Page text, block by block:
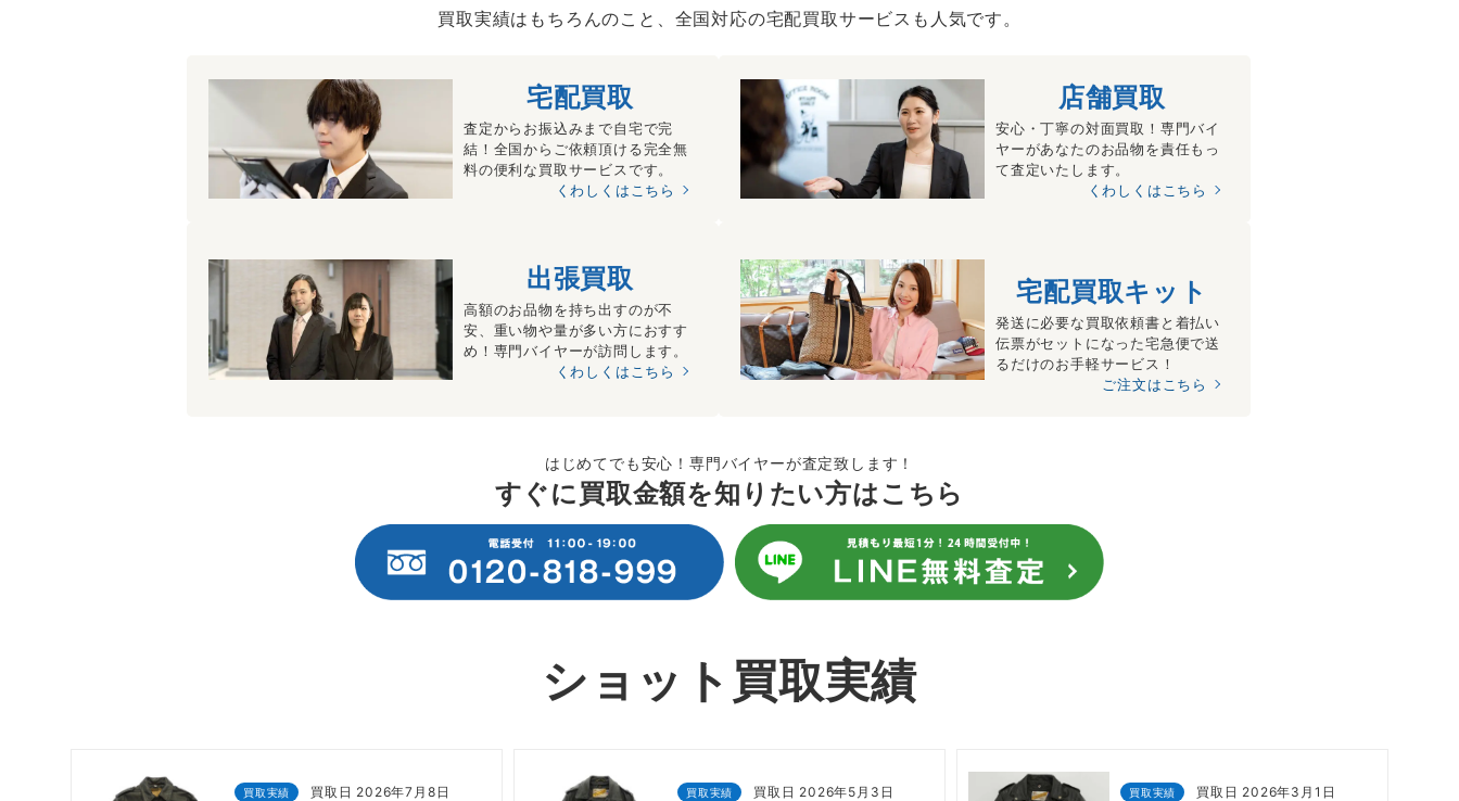
買取実績はもちろんのこと、全国対応の宅配買取サービスも人気です。
宅配買取
査定からお振込みまで自宅で完
結！全国からご依頼頂ける完全無
料の便利な買取サービスです。
くわしくはこちら
店舗買取
安心・丁寧の対面買取！専門バイ
ヤーがあなたのお品物を責任もっ
て査定いたします。
くわしくはこちら
出張買取
高額のお品物を持ち出すのが不
安、重い物や量が多い方におすす
め！専門バイヤーが訪問します。
くわしくはこちら
宅配買取キット
発送に必要な買取依頼書と着払い
伝票がセットになった宅急便で送
るだけのお手軽サービス！
ご注文はこちら
はじめてでも安心！専門バイヤーが査定致します！
すぐに買取金額を知りたい方はこちら
ショット買取実績
買取実績 買取日 2026年7月8日 買取実績 買取日 2026年5月3日 買取実績 買取日 2026年3月1日